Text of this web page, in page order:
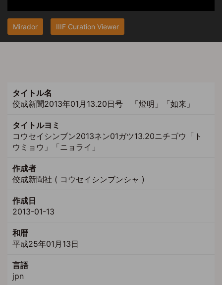
Mirador IIIF Curation Viewer
タイトル名
佼成新聞2013年01月13.20日号 「燈明」「如来」
タイトルヨミ
コウセイシンブン2013ネン01ガツ13.20ニチゴウ「ト
ウミョウ」「ニョライ」
作成者
佼成新聞社 ( コウセイシンブンシャ )
作成日
2013-01-13
和暦
平成25年01月13日
言語
jpn